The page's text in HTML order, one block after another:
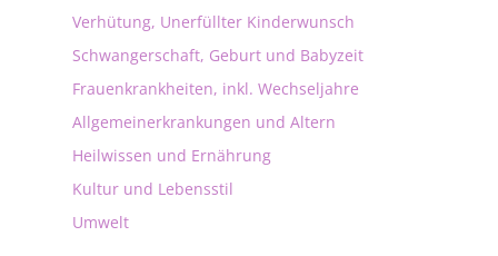
Verhütung, Unerfüllter Kinderwunsch
Schwangerschaft, Geburt und Babyzeit
Frauenkrankheiten, inkl. Wechseljahre
Allgemeinerkrankungen und Altern
Heilwissen und Ernährung
Kultur und Lebensstil
Umwelt